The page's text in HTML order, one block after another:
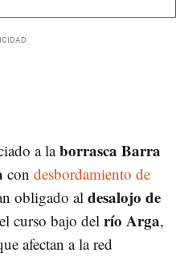
a laborrasca Barra
con desbordamiento de
obligado al desalojo de
curso bajo delrío Arga,
afectan a la red